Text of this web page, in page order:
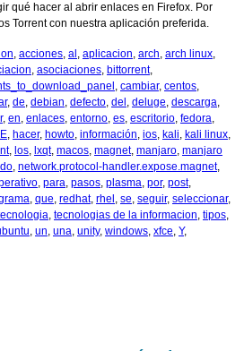
qué hacer al abrir enlaces en Firefox. Por
Torrent con nuestra aplicación preferida.
, acciones, al , aplicacion, arch, arch linux,
, asociaciones, bittorrent,
, cambiar, centos,
, de, debian, defecto, del , deluge, descarga,
, en, enlaces, entorno, es, escritorio, fedora,
, hacer, howto, información, ios, kali, kali linux,
, los, lxqt, macos, magnet, manjaro, manjaro
, network.protocol-handler.expose.magnet,
, para, pasos, plasma, por, post,
, que, redhat, rhel , se, seguir, seleccionar,
, tecnologias de la informacion, tipos,
, un, una, unity, windows, xfce, Y,